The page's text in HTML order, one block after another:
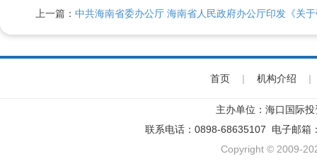
上一篇： 中共海南省委办公厅 海南省人民政府办公厅印发《关于强化
首页 | 机构介绍 |
主办单位：海口国际
联系电话：0898-68635107 电子邮箱
Copyright © 2009-